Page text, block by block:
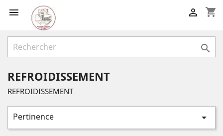
 shopping_cart


REFROIDISSEMENT
REFROIDISSEMENT
Pertinence 